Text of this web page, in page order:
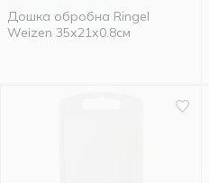
Дошка обробна Ringel
Weizen 35х21х0.8см